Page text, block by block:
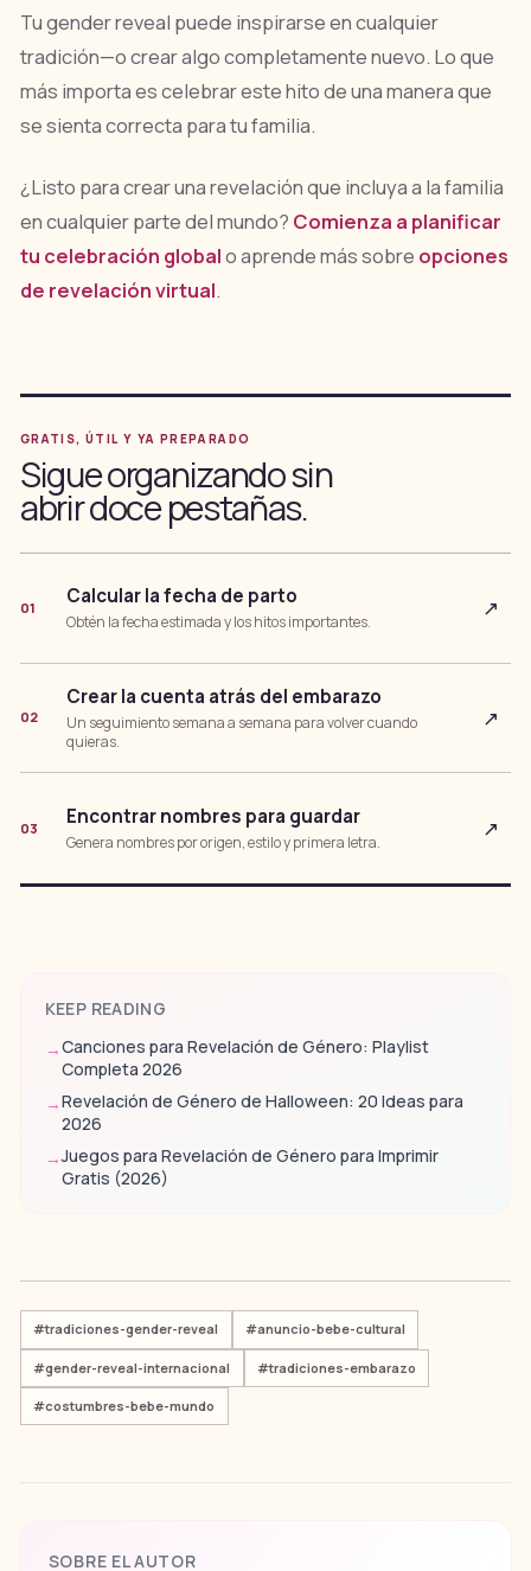
Tu gender reveal puede inspirarse en cualquier
tradición—o crear algo completamente nuevo. Lo que
más importa es celebrar este hito de una manera que
se sienta correcta para tu familia.
¿Listo para crear una revelación que incluya a la familia
en cualquier parte del mundo? Comienza a planificar
tu celebración globalo aprende más sobre opciones
de revelación virtual.
GRATIS, ÚTIL Y YA PREPARADO
Sigue organizando sin
abrir doce pestañas.
01 Calcular la fecha de parto
Obtén la fecha estimada y los hitos importantes.
↗
02
Crear la cuenta atrás del embarazo
Un seguimiento semana a semana para volver cuando
quieras.
↗
03 Encontrar nombres para guardar
Genera nombres por origen, estilo y primera letra.
↗
KEEP READING
→Canciones para Revelación de Género: Playlist
Completa 2026
→Revelación de Género de Halloween: 20 Ideas para
2026
→Juegos para Revelación de Género para Imprimir
Gratis (2026)
#tradiciones-gender-reveal #anuncio-bebe-cultural
#gender-reveal-internacional #tradiciones-embarazo
#costumbres-bebe-mundo
SOBRE EL AUTOR